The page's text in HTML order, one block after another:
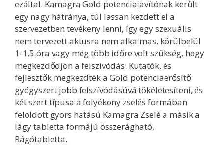
ezáltal. Kamagra Gold potenciajavítónak került
egy nagy hátránya, túl lassan kezdett el a
szervezetben tevékeny lenni, így egy szexuális
nem tervezett aktusra nem alkalmas. körülbelül
1-1,5 óra vagy még több időre volt szükség, hogy
megkezdődjön a felszívódás. Kutatók, és
fejlesztők megkezdték a Gold potenciaerősítő
gyógyszert jobb felszívódásúvá tökéletesíteni, és
két szert típusa a folyékony zselés formában
feloldott gyors hatású Kamagra Zselé a másik a
lágy tabletta formájú összerágható,
Rágótabletta.